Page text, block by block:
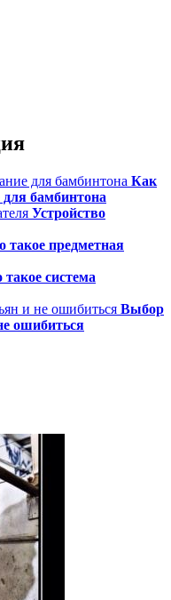
Как
бамбинтона
Устройство
такое предметная
такое система
Выбор
ошибиться